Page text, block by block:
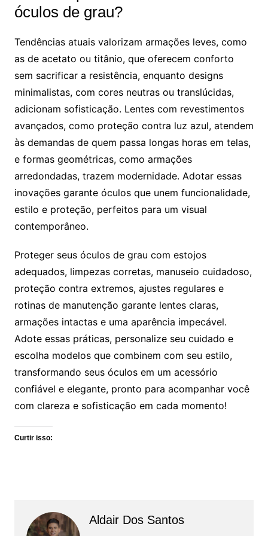
óculos de grau?
Tendências atuais valorizam armações leves, como
as de acetato ou titânio, que oferecem conforto
sem sacrificar a resistência, enquanto designs
minimalistas, com cores neutras ou translúcidas,
adicionam sofisticação. Lentes com revestimentos
avançados, como proteção contra luz azul, atendem
às demandas de quem passa longas horas em telas,
e formas geométricas, como armações
arredondadas, trazem modernidade. Adotar essas
inovações garante óculos que unem funcionalidade,
estilo e proteção, perfeitos para um visual
contemporâneo.
Proteger seus óculos de grau com estojos
adequados, limpezas corretas, manuseio cuidadoso,
proteção contra extremos, ajustes regulares e
rotinas de manutenção garante lentes claras,
armações intactas e uma aparência impecável.
Adote essas práticas, personalize seu cuidado e
escolha modelos que combinem com seu estilo,
transformando seus óculos em um acessório
confiável e elegante, pronto para acompanhar você
com clareza e sofisticação em cada momento!
Curtir isso:
Aldair Dos Santos